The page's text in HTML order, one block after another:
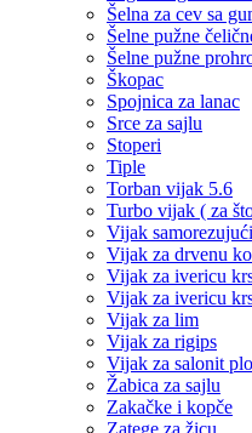
Šelna za cev sa
Šelne pužne
Šelne pužne
Škopac
Spojnica za lanac
Srce za sajlu
Stoperi
Tiple
Torban vijak 5.6
Turbo vijak ( za
Vijak
Vijak za drvenu
Vijak za ivericu
Vijak za ivericu
Vijak za lim
Vijak za rigips
Vijak za salonit
Žabica za sajlu
Zakačke i kopče
Zatege za žicu